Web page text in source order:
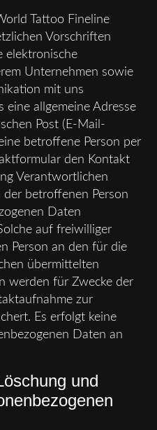
Tattoo Fineline
Vorschriften
elektronische
Unternehmen sowie
mit uns
eine allgemeine Adresse
Post (E-Mail-
betroffene Person per
den Kontakt
Verantwortlichen
betroffenen Person
Daten
auf freiwilliger
Person an den für die
übermittelten
werden für Zwecke der
zur
Es erfolgt keine
Daten an
und